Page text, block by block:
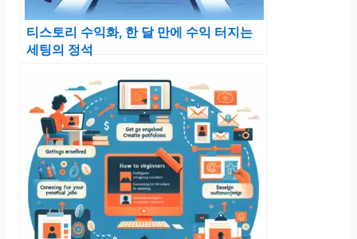
티스토리 수익화, 한 달 만에 수익 터지는
세팅의 정석